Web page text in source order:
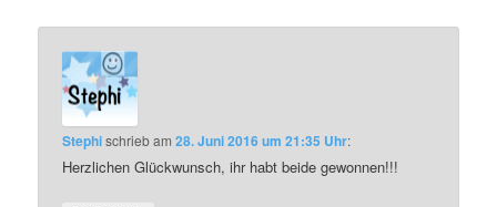
Stephischriebam28. Juni 2016 um 21:35 Uhr:
Herzlichen Glückwunsch, ihr habt beide gewonnen!!!